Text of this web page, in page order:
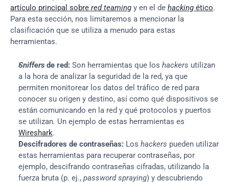
artículo principal sobre red teaming y en el de hacking ético.
Para esta sección, nos limitaremos a mencionar la
clasificación que se utiliza a menudo para estas
herramientas.
Sniffers de red: Son herramientas que los hackers utilizan
a la hora de analizar la seguridad de la red, ya que
permiten monitorear los datos del tráfico de red para
conocer su origen y destino, así como qué dispositivos se
están comunicando en la red y qué protocolos y puertos
Wireshark.
Descifradores de contraseñas: Los hackers pueden utilizar
estas herramientas para recuperar contraseñas, por
ejemplo, descifrando contraseñas cifradas, utilizando la
fuerza bruta (p. ej., password spraying) y descubriendo